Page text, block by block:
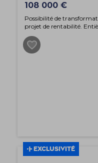
108 000 €
Possibilité de
projet de rentabilité.
EXCLUSIVITÉ